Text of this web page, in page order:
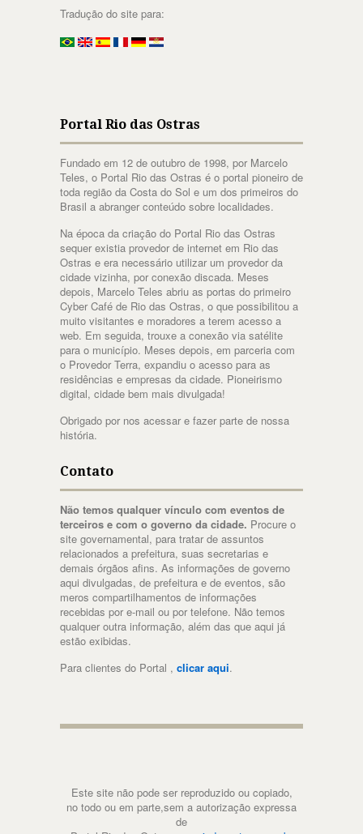
Tradução do site para:
Portal Rio das Ostras
Fundado em 12 de outubro de 1998, por Marcelo
Teles, o Portal Rio das Ostras é o portal pioneiro de
toda região da Costa do Sol e um dos primeiros do
Brasil a abranger conteúdo sobre localidades.
Na época da criação do Portal Rio das Ostras
sequer existia provedor de internet em Rio das
Ostras e era necessário utilizar um provedor da
cidade vizinha, por conexão discada. Meses
depois, Marcelo Teles abriu as portas do primeiro
Cyber Café de Rio das Ostras, o que possibilitou a
muito visitantes e moradores a terem acesso a
web. Em seguida, trouxe a conexão via satélite
para o município. Meses depois, em parceria com
o Provedor Terra, expandiu o acesso para as
residências e empresas da cidade. Pioneirismo
digital, cidade bem mais divulgada!
Obrigado por nos acessar e fazer parte de nossa
história.
Contato
Não temos qualquer vínculo com eventos de
terceiros e com o governo da cidade. Procure o
site governamental, para tratar de assuntos
relacionados a prefeitura, suas secretarias e
demais órgãos afins. As informações de governo
aqui divulgadas, de prefeitura e de eventos, são
meros compartilhamentos de informações
recebidas por e-mail ou por telefone. Não temos
qualquer outra informação, além das que aqui já
estão exibidas.
Para clientes do Portal , clicar aqui.
Este site não pode ser reproduzido ou copiado,
no todo ou em parte,sem a autorização expressa
de